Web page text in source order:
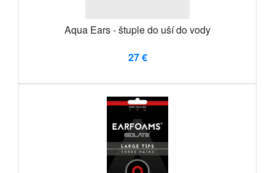
Aqua Ears - štuple do uší do vody
27 €